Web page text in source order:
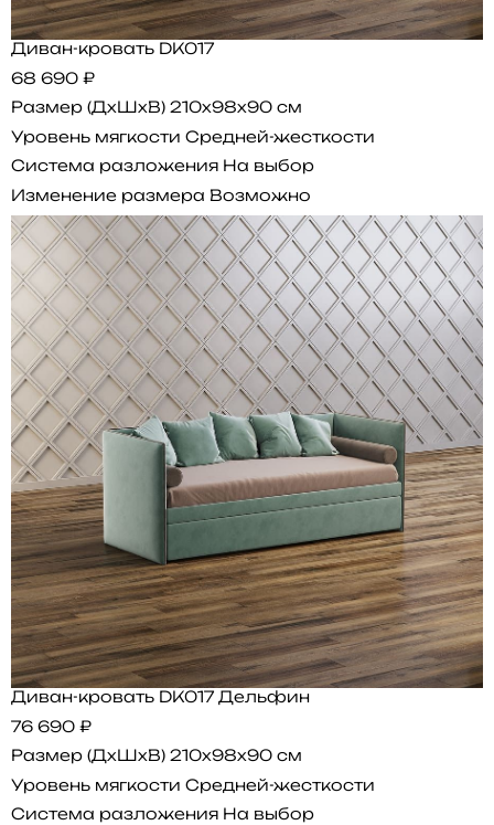
Диван-кровать DK017
68 690 ₽
Размер (ДхШхВ) 210x98x90 см
Уровень мягкости Средней-жесткости
Система разложения На выбор
Изменение размера Возможно
Диван-кровать DK017 Дельфин
76 690 ₽
Размер (ДхШхВ) 210x98x90 см
Уровень мягкости Средней-жесткости
Система разложения На выбор